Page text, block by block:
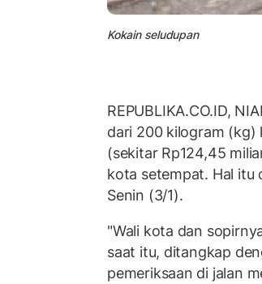
Kokain seludupan
REPUBLIKA.CO.ID,
dari 200 kilogram (kg)
(sekitar Rp124,45
kota setempat. Hal itu
Senin (3/1).
"Wali kota dan
saat itu, ditangkap
pemeriksaan di jalan